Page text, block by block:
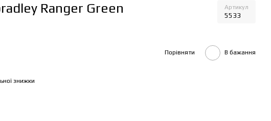
Ranger Green Артикул
5533
Порівняти В бажання
знижки